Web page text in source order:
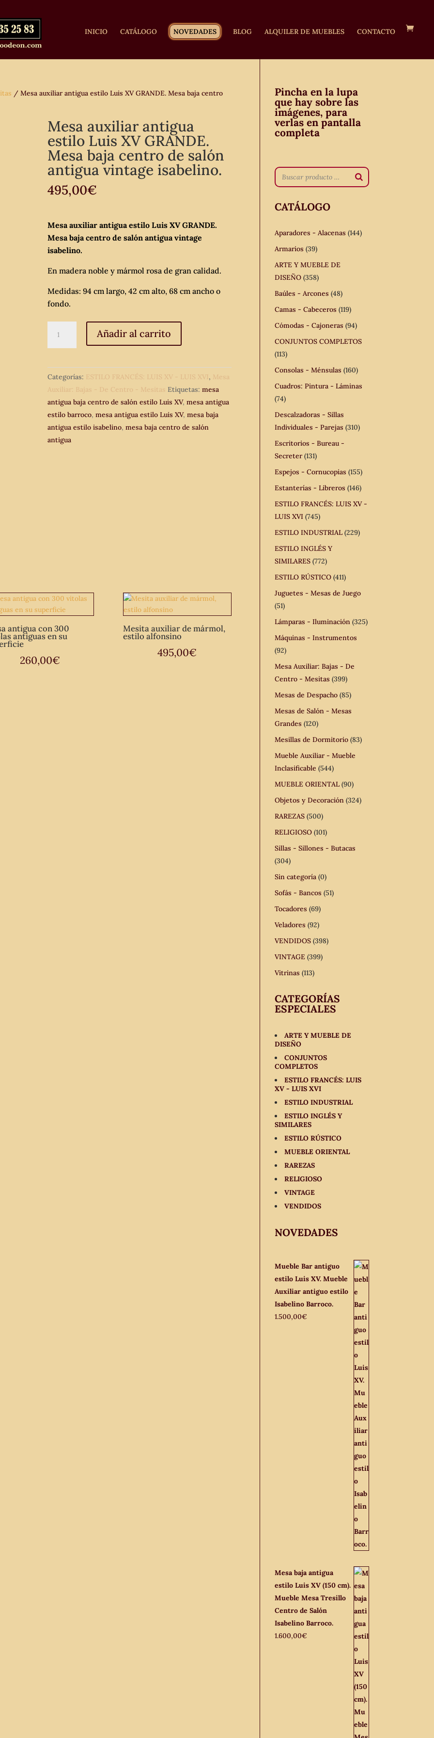
INICIO CATÁLOGO NOVEDADES BLOG ALQUILER DE MUEBLES CONTACTO
/ Mesa auxiliar antigua estilo Luis XV GRANDE. Mesa baja centro
Mesa auxiliar antigua
estilo Luis XV GRANDE.
Mesa baja centro de salón
antigua vintage isabelino.
495,00€
Mesa auxiliar antigua estilo Luis XV GRANDE.
Mesa baja centro de salón antigua vintage
isabelino.
En madera noble y mármol rosa de gran calidad.
Medidas: 94 cm largo, 42 cm alto, 68 cm ancho o
fondo.
auxiliar
estilo
Luis
XV
GRANDE.
Mesa
baja
centro
Añadir al carrito
Categorías: ESTILO FRANCÉS: LUIS XV - LUIS XVI, Mesa
Auxiliar: Bajas - De Centro - Mesitas Etiquetas:mesa
antigua baja centro de salón estilo Luis XV,mesa antigua
estilo barroco,mesa antigua estilo Luis XV,mesa baja
antigua estilo isabelino,mesa baja centro de salón
antigua
antigua con 300
antiguas en su
260,00€
Mesita auxiliar de mármol,
estilo alfonsino
495,00€
Pincha en la lupa
que hay sobre las
imágenes, para
verlas en pantalla
completa
CATÁLOGO
Aparadores - Alacenas (144)
Armarios (39)
ARTE Y MUEBLE DE
DISEÑO (358)
Baúles - Arcones (48)
Camas - Cabeceros (119)
Cómodas - Cajoneras (94)
CONJUNTOS COMPLETOS
(113)
Consolas - Ménsulas (160)
Cuadros: Pintura - Láminas
(74)
Descalzadoras - Sillas
Individuales - Parejas (310)
Escritorios - Bureau -
Secreter (131)
Espejos - Cornucopias (155)
Estanterías - Libreros (146)
ESTILO FRANCÉS: LUIS XV -
LUIS XVI (745)
ESTILO INDUSTRIAL (229)
ESTILO INGLÉS Y
SIMILARES (772)
ESTILO RÚSTICO (411)
Juguetes - Mesas de Juego
(51)
Lámparas - Iluminación (325)
Máquinas - Instrumentos
(92)
Mesa Auxiliar: Bajas - De
Centro - Mesitas (399)
Mesas de Despacho (85)
Mesas de Salón - Mesas
Grandes (120)
Mesillas de Dormitorio (83)
Mueble Auxiliar - Mueble
Inclasificable (544)
MUEBLE ORIENTAL (90)
Objetos y Decoración (324)
RAREZAS (500)
RELIGIOSO (101)
Sillas - Sillones - Butacas
(304)
Sin categoría (0)
Sofás - Bancos (51)
Tocadores (69)
Veladores (92)
VENDIDOS (398)
VINTAGE (399)
Vitrinas (113)
CATEGORÍAS
ESPECIALES
ARTE Y MUEBLE DE
DISEÑO
CONJUNTOS
COMPLETOS
ESTILO FRANCÉS: LUIS
XV - LUIS XVI
ESTILO INDUSTRIAL
ESTILO INGLÉS Y
SIMILARES
ESTILO RÚSTICO
MUEBLE ORIENTAL
RAREZAS
RELIGIOSO
VINTAGE
VENDIDOS
NOVEDADES
Mueble Bar antiguo
estilo Luis XV. Mueble
Auxiliar antiguo estilo
Isabelino Barroco.
1.500,00€
Mesa baja antigua
estilo Luis XV (150 cm).
Mueble Mesa Tresillo
Centro de Salón
Isabelino Barroco.
1.600,00€